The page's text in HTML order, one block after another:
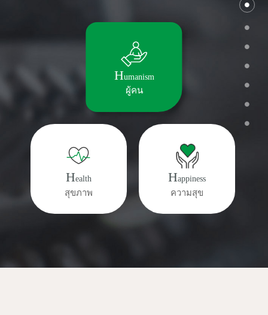
Humanism
ผู้คน
Health
สุขภาพ
Happiness
ความสุข